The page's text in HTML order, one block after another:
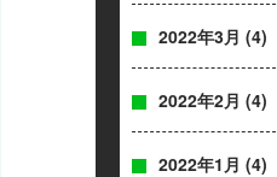
2022年3月 (4)
2022年2月 (4)
2022年1月 (4)